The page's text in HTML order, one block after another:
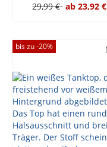
29,99 € ab 23,92 €
bis zu -20%